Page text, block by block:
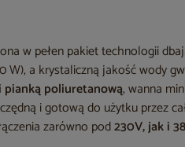
w pełen pakiet technologii
W), a krystaliczną jakość wody
pianką poliuretanową, wanna
i gotową do użytku przez
zarówno pod230V, jak i